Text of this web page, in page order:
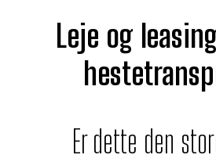
Leje og
Er dette den